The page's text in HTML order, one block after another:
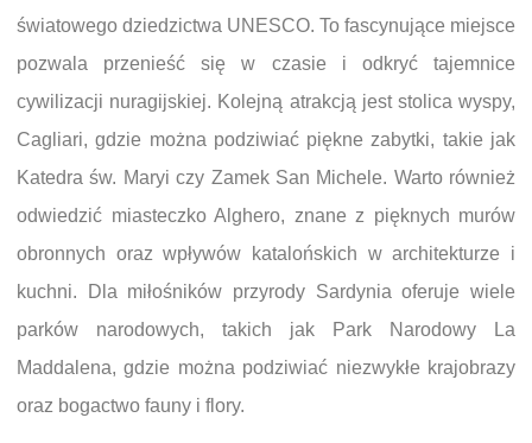
światowego dziedzictwa UNESCO. To fascynujące miejsce
pozwala przenieść się w czasie i odkryć tajemnice
cywilizacji nuragijskiej. Kolejną atrakcją jest stolica wyspy,
Cagliari, gdzie można podziwiać piękne zabytki, takie jak
Katedra św. Maryi czy Zamek San Michele. Warto również
odwiedzić miasteczko Alghero, znane z pięknych murów
obronnych oraz wpływów katalońskich w architekturze i
kuchni. Dla miłośników przyrody Sardynia oferuje wiele
parków narodowych, takich jak Park Narodowy La
Maddalena, gdzie można podziwiać niezwykłe krajobrazy
oraz bogactwo fauny i flory.